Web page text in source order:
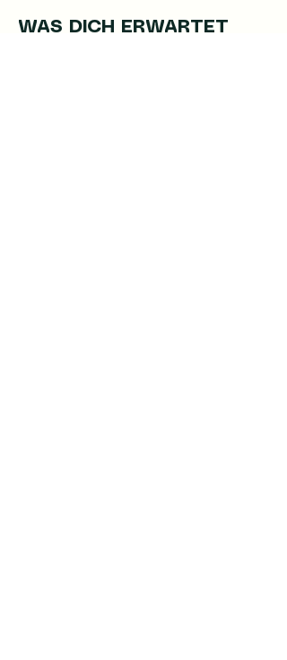
WAS DICH ERWARTET